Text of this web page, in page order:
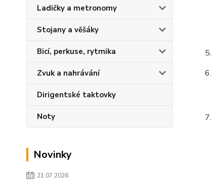
Ladičky a metronomy
Stojany a věšáky
Bicí, perkuse, rytmika
Zvuk a nahrávání
Dirigentské taktovky
Noty
Novinky
21.07.2026